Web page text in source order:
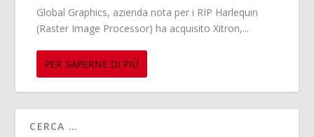
Global Graphics, azienda nota per i RIP Harlequin
(Raster Image Processor) ha acquisito Xitron,...
PER SAPERNE DI PIÙ